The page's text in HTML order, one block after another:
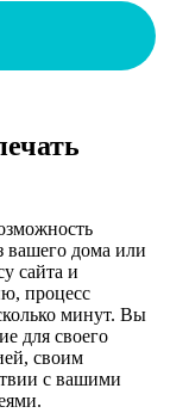
вашего дома или
сайта и
процесс
минут. Вы
для своего
своим
с вашими